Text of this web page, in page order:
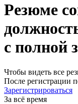
Резюме
с полной
Чтобы видеть все
После регистрации
Зарегистрироваться
За всё время